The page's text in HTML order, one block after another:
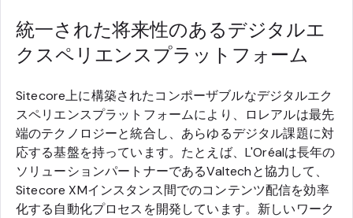
統一された将来性のあるデジタルエ
クスペリエンスプラットフォーム
Sitecore上に構築されたコンポーザブルなデジタルエク
スペリエンスプラットフォームにより、ロレアルは最先
端のテクノロジーと統合し、あらゆるデジタル課題に対
応する基盤を持っています。たとえば、L'Oréalは長年の
ソリューションパートナーであるValtechと協力して、
Sitecore XMインスタンス間でのコンテンツ配信を効率
化する自動化プロセスを開発しています。新しいワーク